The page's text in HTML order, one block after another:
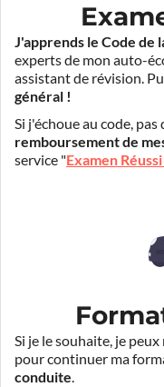
J'apprends le Code de
experts de mon auto-
assistant de révision.
général !
Si j'échoue au code,
remboursement de
service "Examen
Si je le souhaite, je
pour continuer ma
conduite.